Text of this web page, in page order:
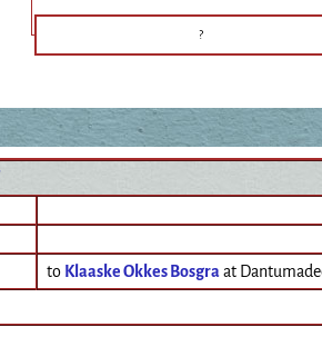
?
to Klaaske Okkes Bosgraat